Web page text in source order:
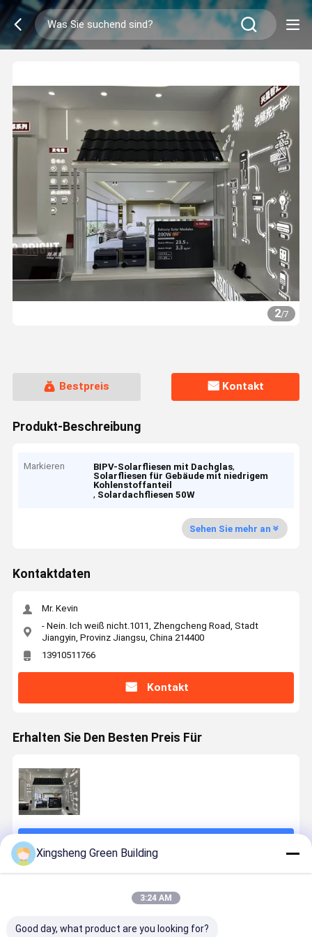
2/7
Bestpreis Kontakt
Produkt-Beschreibung
Markieren BIPV-Solarfliesen mit Dachglas,
Solarfliesen für Gebäude mit niedrigem
Kohlenstoffanteil
, Solardachfliesen 50W
Sehen Sie mehr an
Kontaktdaten
Mr. Kevin
- Nein. Ich weiß nicht.1011, Zhengcheng Road, Stadt
Jiangyin, Provinz Jiangsu, China 214400
13910511766
Kontakt
Erhalten Sie Den Besten Preis Für
Empfohlene Produkte
Xingsheng Green Building
3:24 AM
Good day, what product are you looking for?